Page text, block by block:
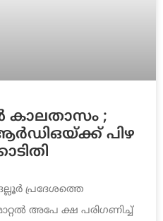
കാലതാസം ;
പിഴ
പ്രദേശത്തെ
അപേ ക്ഷ പരിഗണിച്ച്